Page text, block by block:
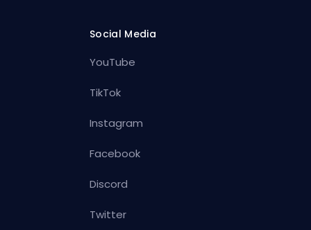
Social Media
YouTube
TikTok
Instagram
Facebook
Discord
Twitter